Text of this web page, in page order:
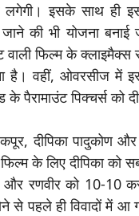
लगेगी। इसके साथ ही
की भी योजना बनाई
फिल्म के क्लाइमैक्स
है। वहीं, ओवरसीज में
के पैरामाउंट पिक्चर्स को
दीपिका पादुकोण
के लिए दीपिका को
और रणवीर को 10-10
से पहले ही विवादों में